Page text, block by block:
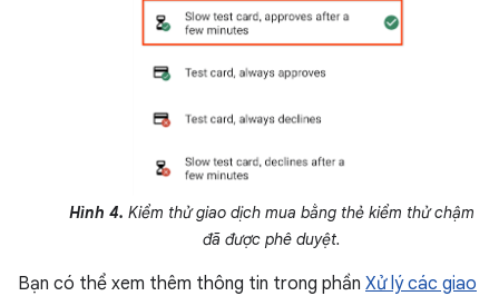
Hình 4. Kiểm thử giao dịch mua bằng thẻ kiểm thử chậm
đã được phê duyệt.
Bạn có thể xem thêm thông tin trong phần Xử lý các giao